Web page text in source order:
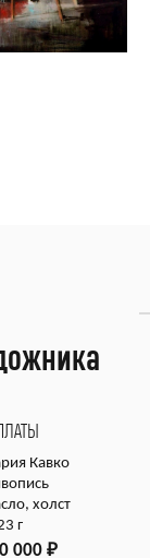
Кавко
холст
г
000 ₽